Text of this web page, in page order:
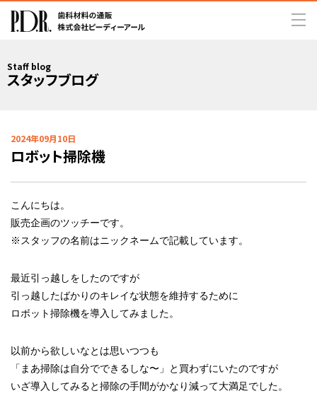
Staff blog
スタッフブログ
2024年09月10日
ロボット掃除機
こんにちは。
販売企画のツッチーです。
※スタッフの名前はニックネームで記載しています。
最近引っ越しをしたのですが
引っ越したばかりのキレイな状態を維持するために
ロボット掃除機を導入してみました。
以前から欲しいなとは思いつつも
「まあ掃除は自分でできるしな〜」と買わずにいたのですが
いざ導入してみると掃除の手間がかなり減って大満足でした。